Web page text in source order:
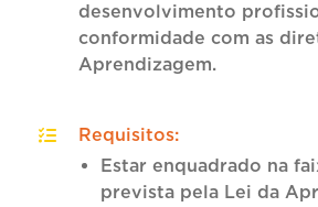
desenvolvimento
conformidade com as
Aprendizagem.
Requisitos:
Estar enquadrado na
prevista pela Lei da